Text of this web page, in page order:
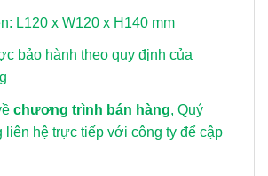
L120 x W120 x H140 mm
bảo hành theo quy định của
chương trình bán hàng, Quý
liên hệ trực tiếp với công ty để cập